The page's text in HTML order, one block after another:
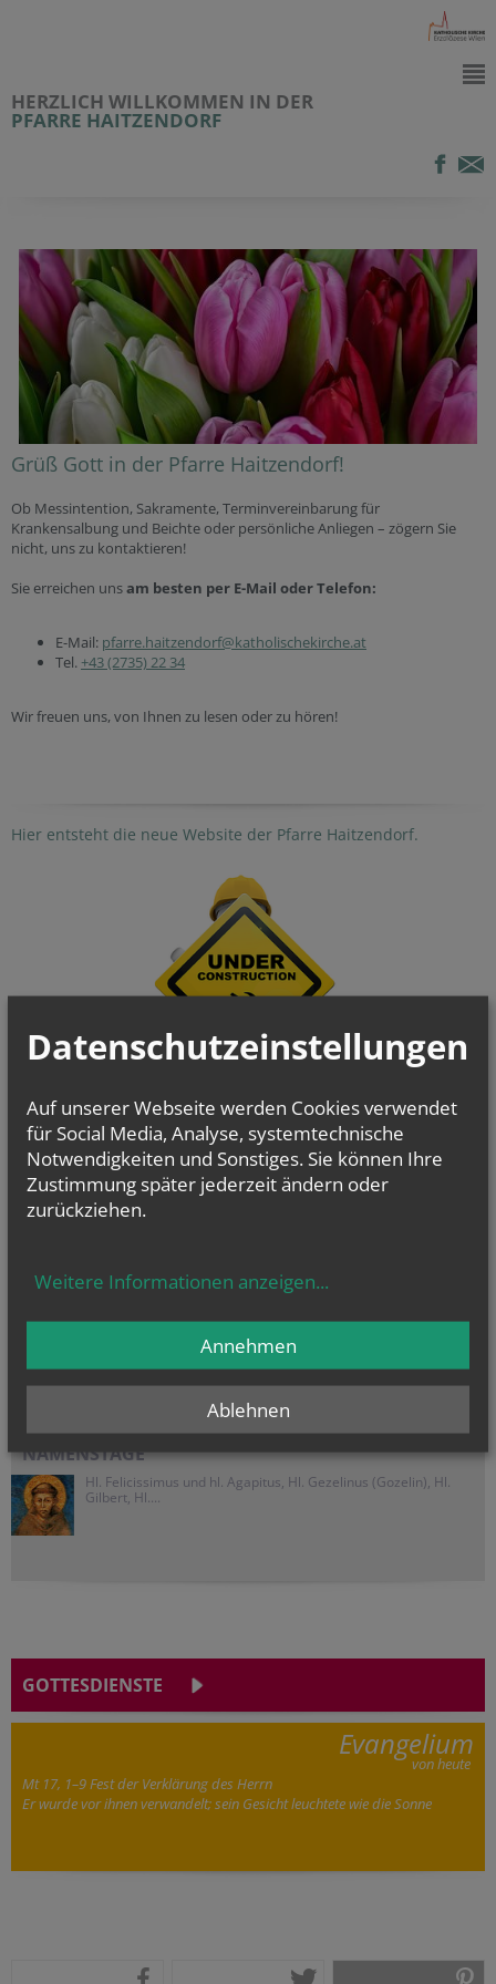
HERZLICH WILLKOMMEN IN DER
PFARRE HAITZENDORF
Grüß Gott in der Pfarre Haitzendorf!
Ob Messintention, Sakramente, Terminvereinbarung für
Krankensalbung und Beichte oder persönliche Anliegen – zögern Sie
nicht, uns zu kontaktieren!
Sie erreichen unsam besten per E-Mail oder Telefon:
E-Mail: pfarre.haitzendorf@katholischekirche.at
Tel. +43 (2735) 22 34
Wir freuen uns, von Ihnen zu lesen oder zu hören!
Hier entsteht die neue Website der Pfarre Haitzendorf.
Wir sind für Sie da!
NAMENSTAGE
Hl. Felicissimus und hl. Agapitus, Hl. Gezelinus (Gozelin), Hl.
Gilbert, Hl....
GOTTESDIENSTE
Evangelium
von heute
Mt 17, 1–9 Fest der Verklärung des Herrn
Er wurde vor ihnen verwandelt; sein Gesicht leuchtete wie die Sonne
Datenschutzeinstellungen
Auf unserer Webseite werden Cookies verwendet
für Social Media, Analyse, systemtechnische
Notwendigkeiten und Sonstiges. Sie können Ihre
Zustimmung später jederzeit ändern oder
zurückziehen.
Weitere Informationen anzeigen...
Ablehnen
Annehmen